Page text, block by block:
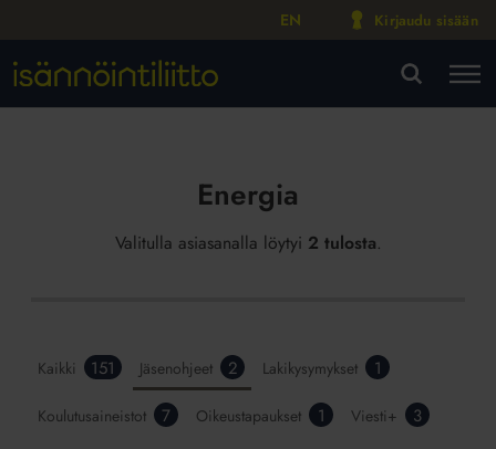
EN Kirjaudu sisään
Energia
Valitulla asiasanalla löytyi 2 tulosta.
Kaikki 151 Jäsenohjeet 2 Lakikysymykset 1
Koulutusaineistot 7 Oikeustapaukset 1 Viesti+ 3